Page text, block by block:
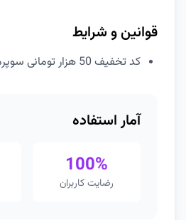
قوانین و شرایط
کد تخفیف 50 هزار تومانی سوپرمارکت دیجی کالا
آمار استفاده
100%
رضایت کاربران